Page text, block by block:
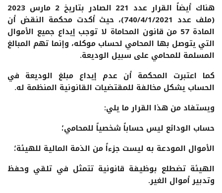
هناك أيضاً القرار عدد 221 الصادر بتاريخ 2 مارس 2023
(ملف عدد 740/4/1/2021)، حيث أكدت محكمة النقض أن
المادة 57 من قانون المحاماة لا توجب إيداع جميع الأموال
التي يتوصل بها المحامي لحساب موكله، وإنما تهم المبالغ
المسلمة للمحامي على سبيل الوديعة.
كما اعتبرت المحكمة أن عدم إيداع مبلغ الوديعة في
الحساب يشكل مخالفة للمقتضيات القانونية المنظمة له.
ويستفاد من هذا القرار ما يلي:
حساب الودائع ليس حساباً شخصياً للمحامي؛
الأموال المودعة به ليست جزءاً من الذمة المالية للهيئة؛
الهيئة تضطلع بوظيفة قانونية تتمثل في تلقي وحفظ
وتدبير أموال الغير.